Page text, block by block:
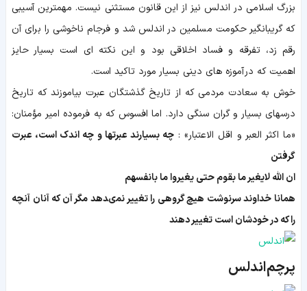
بزرگ اسلامى در اندلس نيز از اين قانون مستثنى نيست. مهمترين آسيبى
كه گريبان‏گير حكومت مسلمين در اندلس شد و فرجام ناخوشى را براى آن
رقم زد، تفرقه و فساد اخلاقى بود و اين نكته ‏اى است‏ بسيار حايز
اهميت كه در آموزه‏ هاى دينى بسیار مورد تاکید است.
خوش به سعادت مردمى كه از تاريخ گذشتگان عبرت بياموزند كه تاريخ
درسهاى بسيار و گران سنگى دارد. اما افسوس كه به فرموده امير مؤمنان:
«ما اكثر العبر و اقل الاعتبار» : چه بسيارند عبرتها و چه اندك است، عبرت
گرفتن
ان الله لايغير ما بقوم حتى يغيروا ما بانفسهم
همانا خداوند سرنوشت هيچ گروهى را تغيير نمى‏دهد مگر آن كه آنان آنچه
را كه در خودشان است تغيير دهند
پرچم اندلس